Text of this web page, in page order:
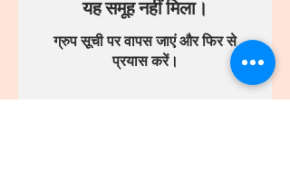
यह समूह नहीं मिला।
ग्रुप सूची पर वापस जाएं और फिर से
प्रयास करें।